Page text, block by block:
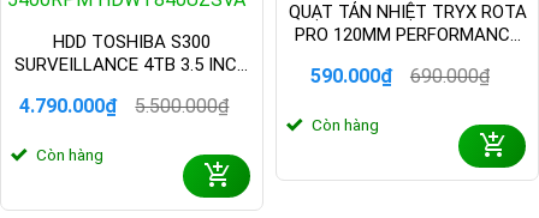
HDD TOSHIBA S300
SURVEILLANCE 4TB 3.5 INCH
5400RPM HDWT840UZSVA
5.500.000₫
Giá
5.500.000₫.
4.790.000₫
Giá
4.790.000₫.
Còn hàng
QUẠT TẢN NHIỆT TRYX ROTA
PRO 120MM PERFORMANCE
690.000₫
Giá
690.000₫.
590.000₫
Giá
590.000₫.
Còn hàng